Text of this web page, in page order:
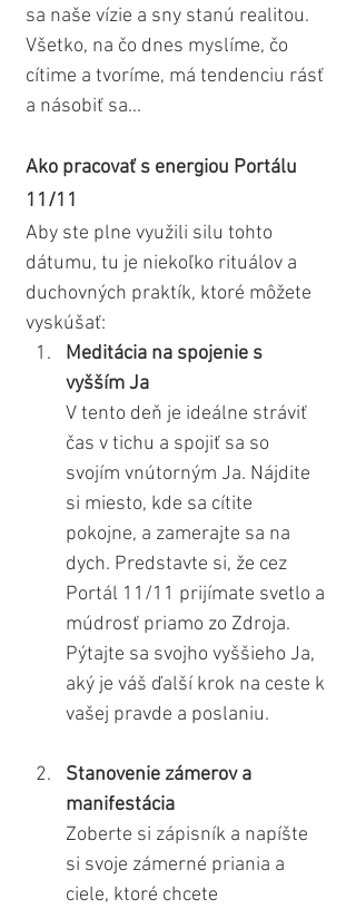
sa naše vízie a sny stanú realitou.
Všetko, na čo dnes myslíme, čo
cítime a tvoríme, má tendenciu rásť
a násobiť sa...
Ako pracovať s energiou Portálu
11/11
Aby ste plne využili silu tohto
dátumu, tu je niekoľko rituálov a
duchovných praktík, ktoré môžete
vyskúšať:
Meditácia na spojenie s
vyšším Ja
V tento deň je ideálne stráviť
čas v tichu a spojiť sa so
svojím vnútorným Ja. Nájdite
si miesto, kde sa cítite
pokojne, a zamerajte sa na
dych. Predstavte si, že cez
Portál 11/11 prijímate svetlo a
múdrosť priamo zo Zdroja.
Pýtajte sa svojho vyššieho Ja,
aký je váš ďalší krok na ceste k
vašej pravde a poslaniu.
Stanovenie zámerov a
manifestácia
Zoberte si zápisník a napíšte
si svoje zámerné priania a
ciele, ktoré chcete